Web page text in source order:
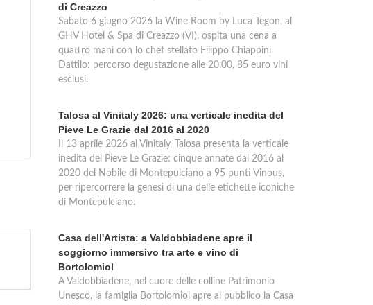
di Creazzo
Sabato 6 giugno 2026 la Wine Room by Luca Tegon, al
GHV Hotel & Spa di Creazzo (VI), ospita una cena a
quattro mani con lo chef stellato Filippo Chiappini
Dattilo: percorso degustazione alle 20.00, 85 euro vini
esclusi.
Talosa al Vinitaly 2026: una verticale inedita del
Pieve Le Grazie dal 2016 al 2020
Il 13 aprile 2026 al Vinitaly, Talosa presenta la verticale
inedita del Pieve Le Grazie: cinque annate dal 2016 al
2020 del Nobile di Montepulciano a 95 punti Vinous,
per ripercorrere la genesi di una delle etichette iconiche
di Montepulciano.
Casa dell'Artista: a Valdobbiadene apre il
soggiorno immersivo tra arte e vino di
Bortolomiol
A Valdobbiadene, nel cuore delle colline Patrimonio
Unesco, la famiglia Bortolomiol apre al pubblico la Casa